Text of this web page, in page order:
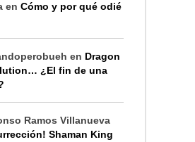
en Cómo y por qué odié
en Dragon
¿El fin de una
Ramos Villanueva
Shaman King